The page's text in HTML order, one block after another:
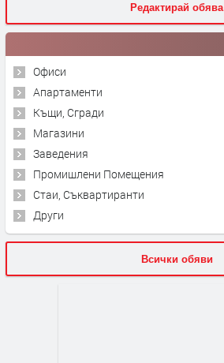
Редактирай обява
Офиси
Апартаменти
Къщи, Сгради
Магазини
Заведения
Промишлени Помещения
Стаи, Съквартиранти
Други
Всички обяви